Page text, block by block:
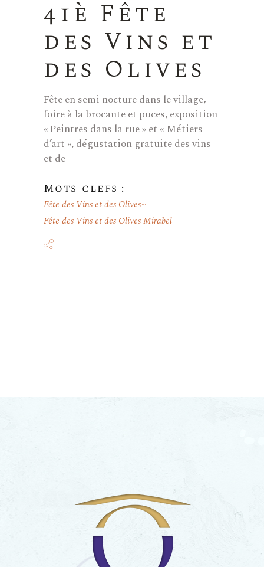
41è Fête
des Vins et
des Olives
Fête en semi nocture dans le village,
foire à la brocante et puces, exposition
« Peintres dans la rue » et « Métiers
d’art », dégustation gratuite des vins
et de
Mots-clefs :
Fête des Vins et des Olives
Fête des Vins et des Olives Mirabel